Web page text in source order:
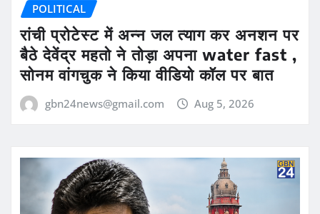
POLITICAL
रांची प्रोटेस्ट में अन्न जल त्याग कर अनशन पर
बैठे देवेंद्र महतो ने तोड़ा अपना water fast ,
सोनम वांगचुक ने किया वीडियो कॉल पर बात
gbn24news@gmail.com Aug 5, 2026